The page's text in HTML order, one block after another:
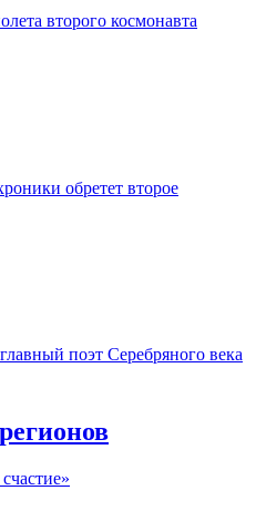
второго космонавта
обретет второе
поэт Серебряного века